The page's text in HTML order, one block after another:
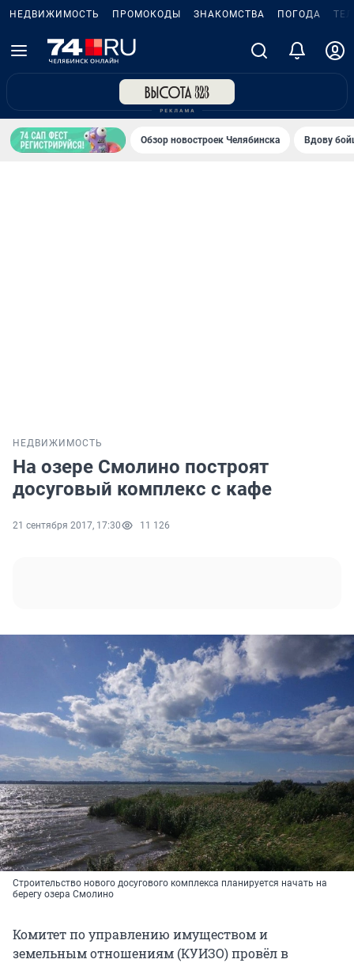
НЕДВИЖИМОСТЬ ПРОМОКОДЫ ЗНАКОМСТВА ПОГОДА
Обзор новостроек Челябинска Вдову
НЕДВИЖИМОСТЬ
На озере Смолино построят
досуговый комплекс с кафе
21 сентября 2017, 17:30 11 126
Строительство нового досугового комплекса планируется начать на
берегу озера Смолино
Комитет по управлению имуществом и
земельным отношениям (КУИЗО) провёл в